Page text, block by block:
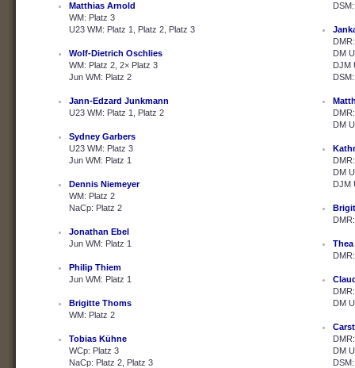
Matthias Arnold
WM: Platz 3
U23 WM: Platz 1, Platz 2, Platz 3
Wolf-Dietrich Oschlies
WM: Platz 2, 2× Platz 3
Jun WM: Platz 2
Jann-Edzard Junkmann
U23 WM: Platz 1, Platz 2
Sydney Garbers
U23 WM: Platz 3
Jun WM: Platz 1
Dennis Niemeyer
WM: Platz 2
NaCp: Platz 2
Jonathan Ebel
Jun WM: Platz 1
Philip Thiem
Jun WM: Platz 1
Brigitte Thoms
WM: Platz 2
Tobias Kühne
WCp: Platz 3
NaCp: Platz 2, Platz 3
DM
DJM
DM
DM
DJM
DM
DM